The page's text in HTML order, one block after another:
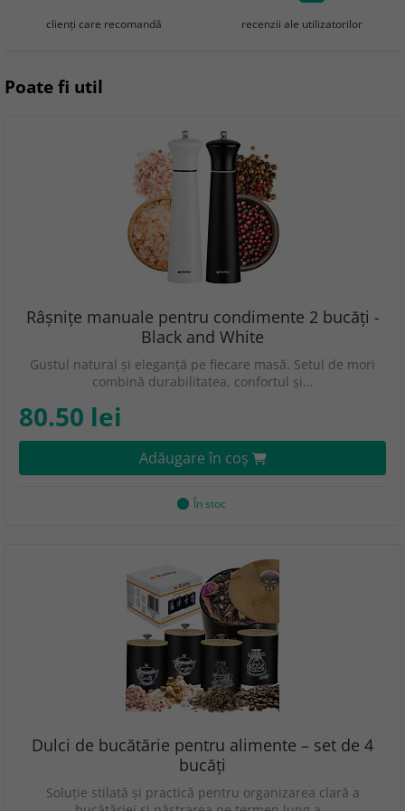
clienţi care recomandă recenzii ale utilizatorilor
Poate fi util
Râșnițe manuale pentru condimente 2 bucăți -
Black and White
Gustul natural și eleganță pe fiecare masă. Setul de mori
combină durabilitatea, confortul și…
80.50 lei
Adăugare în coş
În stoc
Dulci de bucătărie pentru alimente – set de 4
bucăți
Soluție stilată și practică pentru organizarea clară a